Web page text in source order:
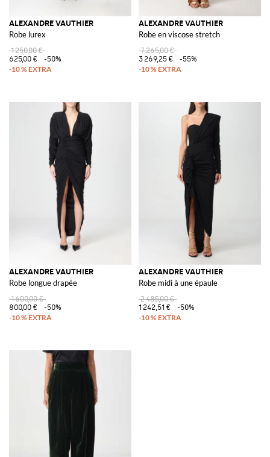
ALEXANDRE VAUTHIER
Robe lurex
1 250,00 €
625,00 €
-50%
ALEXANDRE VAUTHIER
Robe en viscose stretch
7 265,00 €
3 269,25 €
-55%
ALEXANDRE VAUTHIER
Robe longue drapée
1 600,00 €
800,00 €
-50%
ALEXANDRE VAUTHIER
Robe midi à une épaule
2 485,00 €
1 242,51 €
-50%